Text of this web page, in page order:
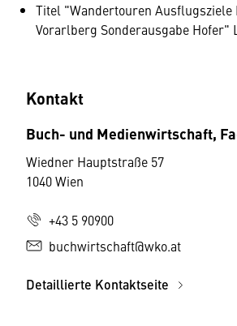
Titel "Wandertouren Ausflugsziele
Vorarlberg Sonderausgabe Hofer"
Kontakt
Buch- und Medienwirtschaft,
Wiedner Hauptstraße 57
1040 Wien
+43 5 90900
buchwirtschaft@wko.at
Detaillierte Kontaktseite